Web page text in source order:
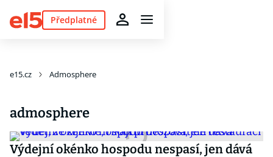
Předplatné
e15.cz Admosphere
admosphere
Výdejní okénko hospodu nespasí, jen dává